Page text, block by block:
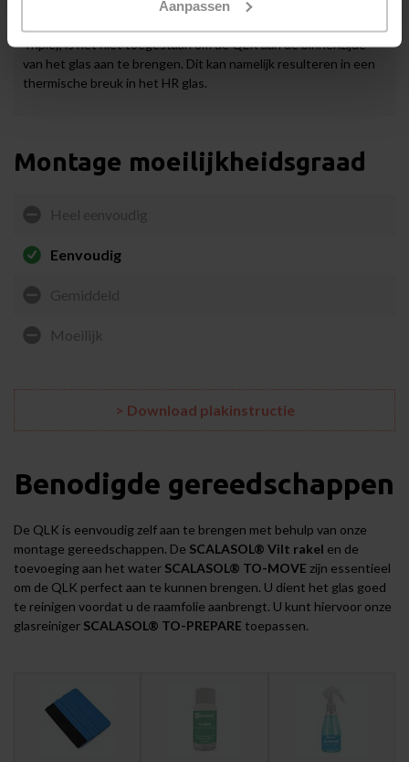
Aanpassen
Triple), is het niet toegestaan om de QLK aan de binnenzijde
van het glas aan te brengen. Dit kan namelijk resulteren in een
thermische breuk in het HR glas.
Montage moeilijkheidsgraad
Heel eenvoudig
Eenvoudig
Gemiddeld
Moeilijk
> Download plakinstructie
Benodigde gereedschappen
De QLK is eenvoudig zelf aan te brengen met behulp van onze
montage gereedschappen. De SCALASOL® Vilt rakel en de
toevoeging aan het water SCALASOL® TO-MOVE zijn essentieel
om de QLK perfect aan te kunnen brengen. U dient het glas goed
te reinigen voordat u de raamfolie aanbrengt. U kunt hiervoor onze
glasreiniger SCALASOL® TO-PREPARE toepassen.